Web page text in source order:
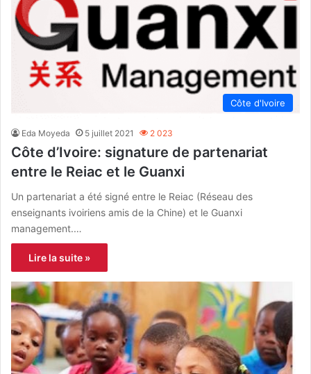
Côte d'Ivoire
Eda Moyeda 5 juillet 2021 2 023
Côte d’Ivoire: signature de partenariat
entre le Reiac et le Guanxi
Un partenariat a été signé entre le Reiac (Réseau des
enseignants ivoiriens amis de la Chine) et le Guanxi
management.…
Lire la suite »